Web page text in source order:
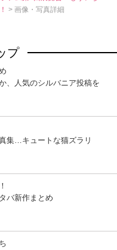
！> 画像・写真詳細
プ
、人気のシルバニア投稿を
集…キュートな猫ズラリ
バ新作まとめ